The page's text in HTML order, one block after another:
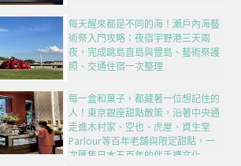
每天醒來都是不同的海！瀨戶內海藝
術祭入門攻略：夜宿宇野港三天兩
夜，完成跳島直島與豐島、藝術祭護
照、交通住宿一次整理
每一盒和菓子，都藏著一位想記住的
人！東京銀座甜點散策，沿著中央通
走進木村家、空也、虎屋、資生堂
Parlour等百年老舖與限定甜點，一
次匯集日本五百年的伴手禮文化